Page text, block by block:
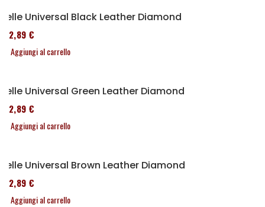
Selle Universal Black Leather Diamond
152,89 €
Aggiungi al carrello
Selle Universal Green Leather Diamond
152,89 €
Aggiungi al carrello
Selle Universal Brown Leather Diamond
152,89 €
Aggiungi al carrello